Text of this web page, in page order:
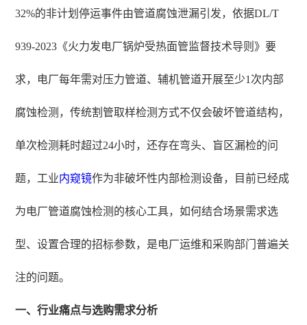
32%的非计划停运事件由管道腐蚀泄漏引发，依据DL/T
939-2023《火力发电厂锅炉受热面管监督技术导则》要
求，电厂每年需对压力管道、辅机管道开展至少1次内部
腐蚀检测，传统割管取样检测方式不仅会破坏管道结构，
单次检测耗时超过24小时，还存在弯头、盲区漏检的问
题，工业内窥镜作为非破坏性内部检测设备，目前已经成
为电厂管道腐蚀检测的核心工具，如何结合场景需求选
型、设置合理的招标参数，是电厂运维和采购部门普遍关
注的问题。
一、行业痛点与选购需求分析